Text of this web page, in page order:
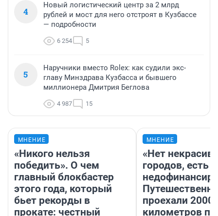
4
Новый логистический центр за 2 млрд
рублей и мост для него отстроят в Кузбассе
— подробности
6 254 5
5
Наручники вместо Rolex: как судили экс-
главу Минздрава Кузбасса и бывшего
миллионера Дмитрия Беглова
4 987 15
МНЕНИЕ
«Никого нельзя
победить». О чем
главный блокбастер
этого года, который
бьет рекорды в
прокате: честный
МНЕНИЕ
«Нет
городов, есть
проехали 2000
километров по